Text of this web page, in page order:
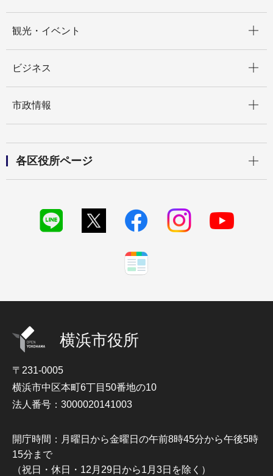
観光・イベント
ビジネス
市政情報
各区役所ページ
横浜市役所
〒231-0005
横浜市中区本町6丁目50番地の10
法人番号：3000020141003
開庁時間：月曜日から金曜日の午前8時45分から午後5時
15分まで
（祝日・休日・12月29日から1月3日を除く）